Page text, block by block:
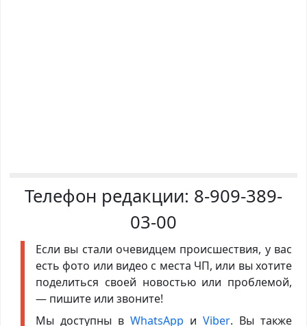
Телефон редакции: 8-909-389-
03-00
Если вы стали очевидцем происшествия, у вас
есть фото или видео с места ЧП, или вы хотите
поделиться своей новостью или проблемой,
— пишите или звоните!
Мы доступны в WhatsApp иViber. Вы также